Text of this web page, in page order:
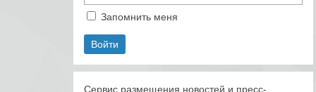
Запомнить меня
Сервис размещения новостей и пресс-